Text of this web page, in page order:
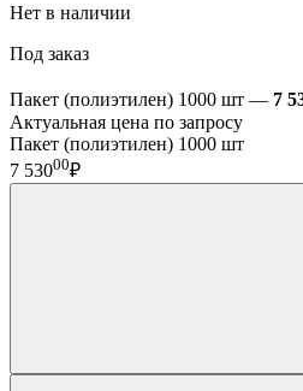
Нет в наличии
Под заказ
Пакет (полиэтилен) 1000 шт — 7
Актуальная цена по запросу
Пакет (полиэтилен) 1000 шт
7 53000₽